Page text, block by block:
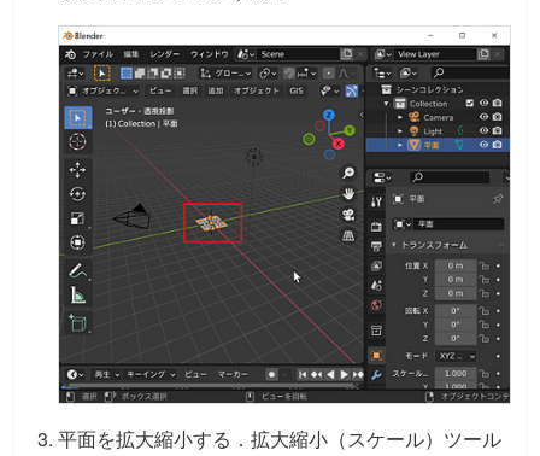
平面を拡大縮小する．拡大縮小（スケール）ツール